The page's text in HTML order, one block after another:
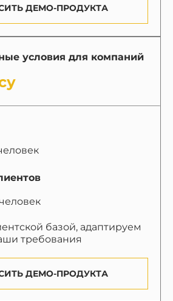
ДЕМО-ПРОДУКТА
условия для компаний
базой, адаптируем
требования
ДЕМО-ПРОДУКТА